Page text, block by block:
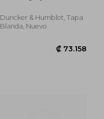
an Offentlichen
Aufgaben Unter
Baurecht (en Alemán)
Duncker & Humblot, Tapa
Blanda, Nuevo